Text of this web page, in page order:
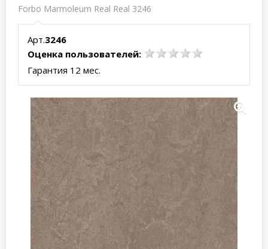
Forbo Marmoleum Real Real 3246
Арт.3246
Оценка пользователей:
Гарантия 12 мес.